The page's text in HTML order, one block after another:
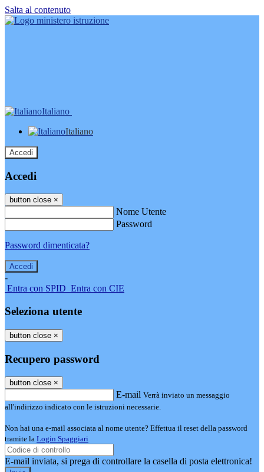
Salta al contenuto
Italiano
Italiano
Accedi
Accedi
button close ×
Nome Utente
Password
Password dimenticata?
-
Entra con SPID Entra con CIE
Seleziona utente
button close ×
Recupero password
button close ×
E-mail Verrà inviato un messaggio
all'indirizzo indicato con le istruzioni necessarie.
Non hai una e-mail associata al nome utente? Effettua il reset della password
tramite la Login Spaggiari
E-mail inviata, si prega di controllare la casella di posta elettronica!